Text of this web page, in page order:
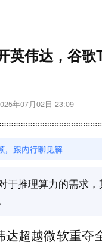
英伟达，谷歌
年07月02日 23:09
于推理算力的需求
达超越微软重夺